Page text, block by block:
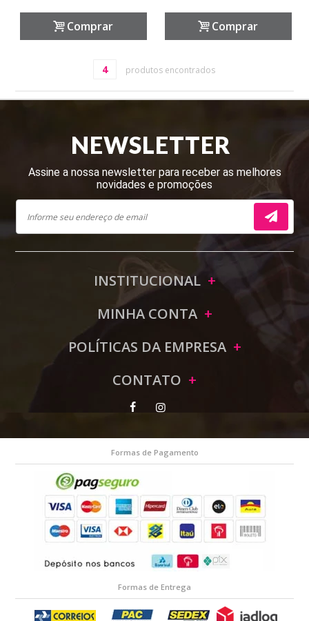
Comprar Comprar
4 produtos encontrados
NEWSLETTER
Assine a nossa newsletter para receber as melhores
novidades e promoções
INSTITUCIONAL
MINHA CONTA
POLÍTICAS DA EMPRESA
CONTATO
Formas de Pagamento
Formas de Entrega